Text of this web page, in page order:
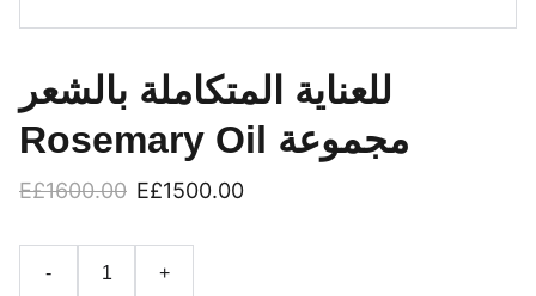
للعناية المتكاملة بالشعر
Rosemary Oil مجموعة
E£1600.00 E£1500.00
- +